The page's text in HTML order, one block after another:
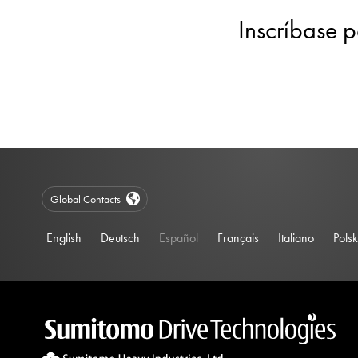
Inscríbase
Global Contacts
English Deutsch Español Français Italiano